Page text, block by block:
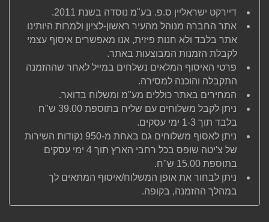
דיירקט ישראליין ס.פ. בע"מ נוסדה בשנת 2011.
אתר החברה מנוהל מהעיר ראשון-לציון ולמרות היותינו
אתר בלבד ולא חנות פיזית, אנו מאפשרים איסוף עצמי
לקבלת הזמנות המבוצעות באתר.
פרטי האיסוף המלאים נשלחים במייל לאחר שההזמנה
התקבלה והוכנה למסירה.
המחירים באתר כוללים מע"מ ומשלוח בדואר.
ניתן לקבל משלוחים עם שליח בתוספת 39.00 ש"ח
בלבד תוך 1-3 ימי עסקים.
ניתן לאסוף משלוחים גם באחת מ-950 נקודות השירות
של צ'יטה שופס בכל רחבי הארץ תוך 4 ימי עסקים
בתוספת 15.00 ש"ח.
ניתן לבחור את אופן המשלוח/איסוף המתאים לך
במהלך ההזמנה, בקופה.